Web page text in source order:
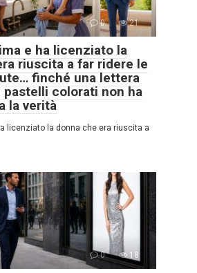
0 21
e ha licenziato la
riuscita a far ridere le
finché una lettera
colorati non ha
la verità
licenziato la donna che era riuscita a
0 18